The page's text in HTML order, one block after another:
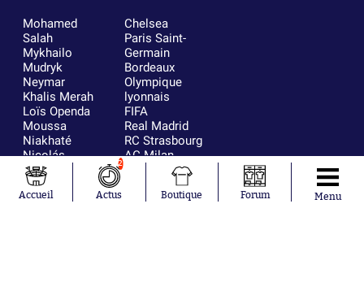
Mohamed
Salah
Mykhailo
Mudryk
Neymar
Khalis Merah
Loïs Openda
Moussa
Niakhaté
Nicolás
Tagliafico
Pavel Šulc
Josh Maja
Chelsea
Paris Saint-
Germain
Bordeaux
Olympique
lyonnais
FIFA
Real Madrid
RC Strasbourg
AC Milan
Accueil
2
Actus Boutique Forum Menu